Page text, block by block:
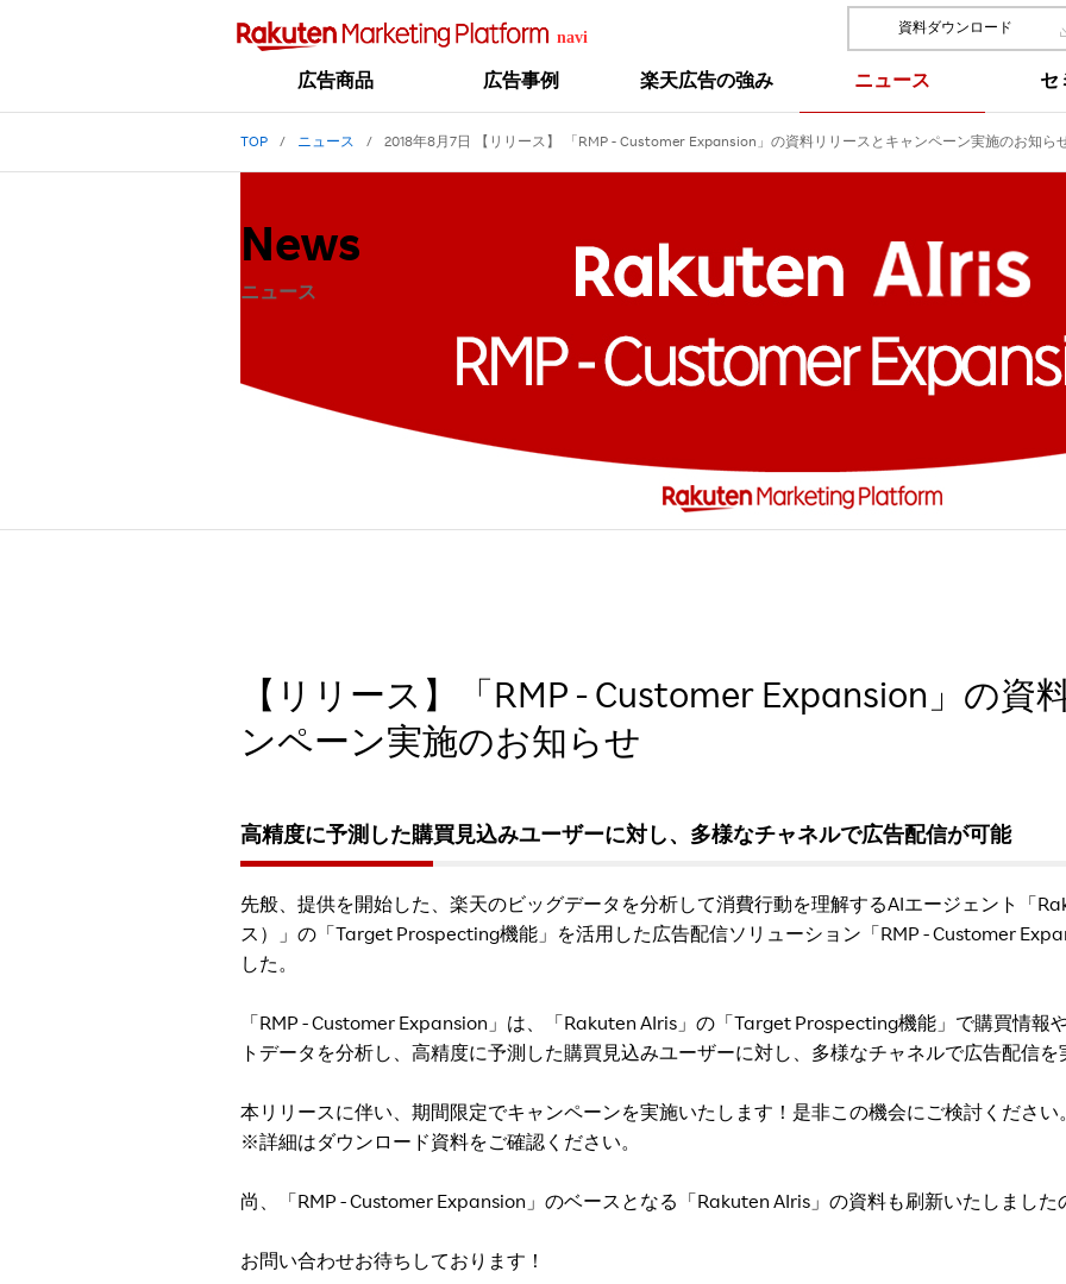
資料ダウンロード
広告商品 広告事例 楽天広告の強み ニュース セ
TOP ニュース 2018年8月7日 【リリース】 「RMP - Customer Expansion」の資料リリースとキャンペーン実施のお知ら
News
ニュース
【リリース】「RMP - Customer Expansion」の資
ンペーン実施のお知らせ
高精度に予測した購買見込みユーザーに対し、多様なチャネルで広告配信が可能
先般、提供を開始した、楽天のビッグデータを分析して消費行動を理解するAIエージェント「
ス）」の「Target Prospecting機能」を活用した広告配信ソリューション「RMP - Customer
した。
「RMP - Customer Expansion」は、「Rakuten AIris」の「Target Prospecting機能」で購買情報
トデータを分析し、高精度に予測した購買見込みユーザーに対し、多様なチャネルで広告配信を
本リリースに伴い、期間限定でキャンペーンを実施いたします！是非この機会にご検討ください
※詳細はダウンロード資料をご確認ください。
尚、「RMP - Customer Expansion」のベースとなる「Rakuten AIris」の資料も刷新いたしました
お問い合わせお待ちしております！